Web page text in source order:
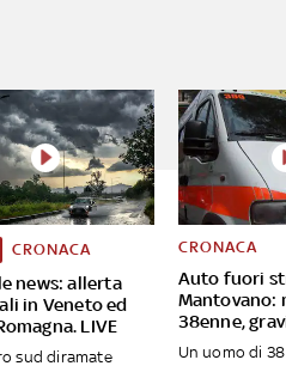
news: allerta
in Veneto ed
LIVE
CRONACA
sud diramate
Auto fuori
Mantovano:
38enne,
CRONACA
Un uomo di